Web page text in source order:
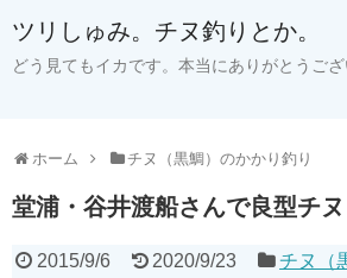
ツリしゅみ。チヌ釣りとか。
どう見てもイカです。本当にありがとうござ
ホーム チヌ（黒鯛）のかかり釣り
堂浦・谷井渡船さんで良型チ
2015/9/6 2020/9/23 チヌ（